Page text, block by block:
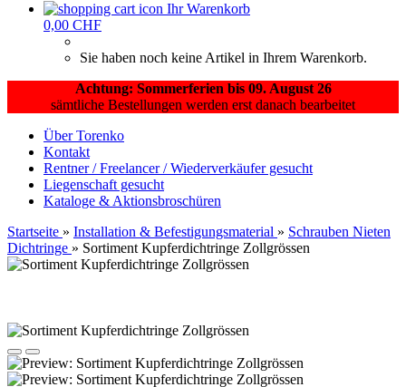
Ihr Warenkorb
0,00 CHF
Sie haben noch keine Artikel in Ihrem Warenkorb.
Achtung: Sommerferien bis 09. August 26
sämtliche Bestellungen werden erst danach bearbeitet
Über Torenko
Kontakt
Rentner / Freelancer / Wiederverkäufer gesucht
Liegenschaft gesucht
Kataloge & Aktionsbroschüren
Startseite » Installation & Befestigungsmaterial » Schrauben Nieten
Dichtringe » Sortiment Kupferdichtringe Zollgrössen